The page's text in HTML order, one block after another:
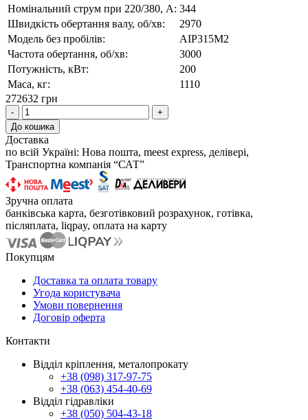
Номінальний струм при 220/380, А: 344
Швидкість обертання валу, об/хв:
2970
Модель без пробілів:
АІР315М2
Частота обертання, об/хв:
3000
Потужність, кВт:
200
Маса, кг:
1110
272632 грн
-
+
До кошика
Доставка
по всій Україні: Нова пошта, meest express, делівері,
Транспортна компанія “САТ”
Зручна оплата
банківська карта, безготівковий розрахунок, готівка,
післяплата, liqpay, оплата на карту
Покупцям
Доставка та оплата товару
Угода користувача
Умови повернення
Договір оферта
Контакти
Відділ кріплення, металопрокату
+38 (098) 317-97-75
+38 (063) 454-40-69
Відділ гідравліки
+38 (050) 504-43-18